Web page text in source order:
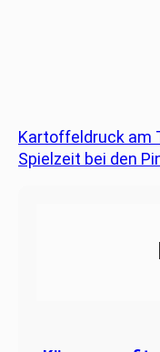
Kartoffeldruck am
Spielzeit bei den